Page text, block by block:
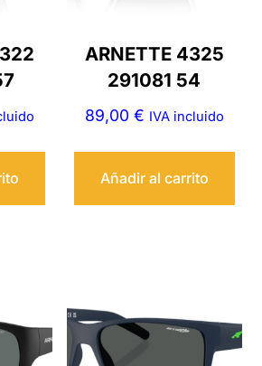
ARNETTE 4325
291081 54
89,00 € IVA incluido
Añadir al carrito